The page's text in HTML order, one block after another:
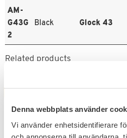
Denna webbplats använder
Vi använder enhetsidentifierare
AM-
G43G
2
Black Glock 43
Related products